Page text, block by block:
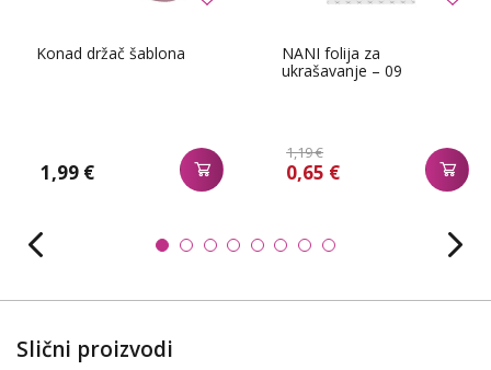
Konad držač šablona
1,99 €
NANI folija za
ukrašavanje – 09
1,19 €
0,65 €
Slični proizvodi